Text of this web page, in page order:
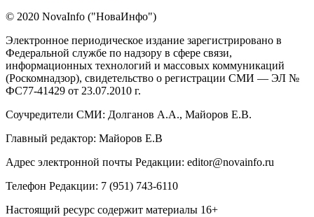
© 2020 NovaInfo ("НоваИнфо")
Электронное периодическое издание зарегистрировано в
Федеральной службе по надзору в сфере связи,
информационных технологий и массовых коммуникаций
(Роскомнадзор), свидетельство о регистрации СМИ — ЭЛ №
ФС77-41429 от 23.07.2010 г.
Соучредители СМИ: Долганов А.А., Майоров Е.В.
Главный редактор: Майоров Е.В
Адрес электронной почты Редакции: editor@novainfo.ru
Телефон Редакции: 7 (951) 743-6110
Настоящий ресурс содержит материалы 16+